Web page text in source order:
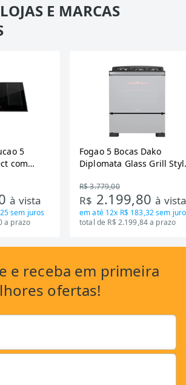
E MARCAS
5
com
à vista
sem juros
a prazo
Fogao 5 Bocas Dako
Diplomata Glass Grill
R$ 3.779,00
R$ 2.199,80à
em até 12x R$ 183,32sem
total de R$ 2.199,84 a prazo
e receba em primeira
ofertas!